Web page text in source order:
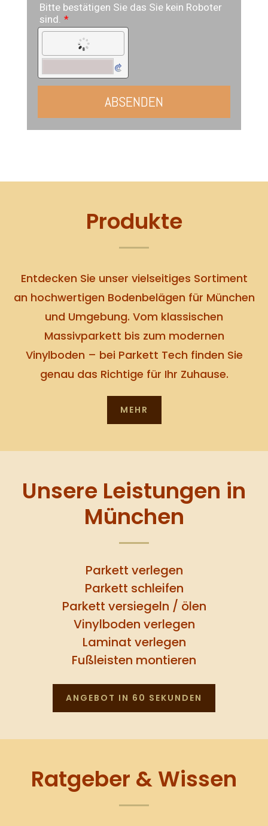
Produkte
Entdecken Sie unser vielseitiges Sortiment
an hochwertigen Bodenbelägen für München
und Umgebung. Vom klassischen
Massivparkett bis zum modernen
Vinylboden – bei Parkett Tech finden Sie
genau das Richtige für Ihr Zuhause.
MEHR
Unsere Leistungen in
München
Parkett verlegen
Parkett schleifen
Parkett versiegeln / ölen
Vinylboden verlegen
Laminat verlegen
Fußleisten montieren
ANGEBOT IN 60 SEKUNDEN
Ratgeber & Wissen